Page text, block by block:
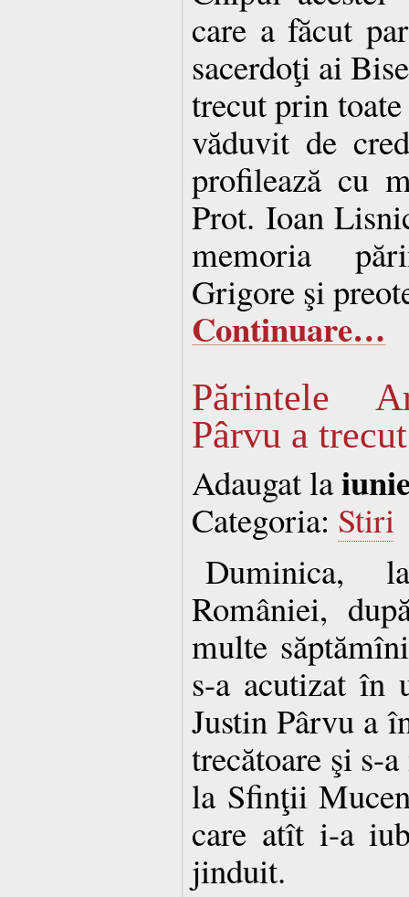
care a făcut
sacerdoţi ai
trecut prin
văduvit de
profilează cu
Prot. Ioan
memoria
Grigore şi
Continuare…
Părintele
Pârvu a
Adaugat la
Categoria: Stiri
Duminica,
României,
multe
s-a acutizat în
Justin Pârvu a
trecătoare şi s-
la Sfinţii
care atît i-a
jinduit.